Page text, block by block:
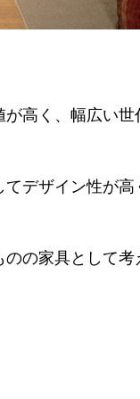
高く、幅広い世
デザイン性が高
の家具として考